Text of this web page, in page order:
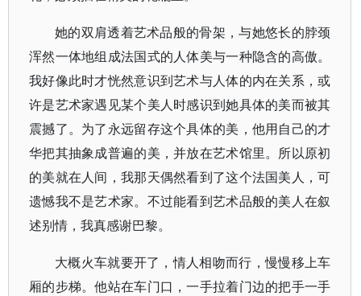
她的双肩透着艺术品般的骨架，与她悠长的脖颈
浑然一体地组成法国式的人体美与一种隐含的高傲。
我好像此时才恍然意识到艺术与人体的内在关系，或
许是艺术家遇见某个美人时感识到她具体的美而被其
震撼了。为了永远留存这个具体的美，他用自己的才
华把其抽象成普遍的美，并放在艺术馆里。所以原初
的美就在人间，我那天偶然看到了这个法国美人，可
遗憾我不是艺术家。不过能看到艺术品般的美人在叙
述别情，我真感谢巴黎。
大概火车就要开了，情人相吻而行，慢慢移上车
厢的步梯。他站在车门口，一手拉着门边的把手一手